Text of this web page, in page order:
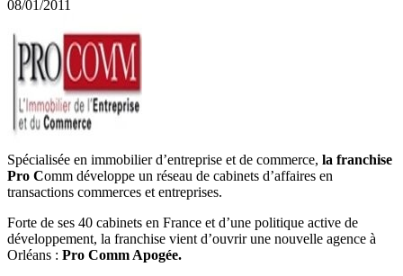
08/01/2011
Spécialisée en immobilier d’entreprise et de commerce, la franchise
Pro Comm développe un réseau de cabinets d’affaires en
transactions commerces et entreprises.
Forte de ses 40 cabinets en France et d’une politique active de
développement, la franchise vient d’ouvrir une nouvelle agence à
Orléans : Pro Comm Apogée.